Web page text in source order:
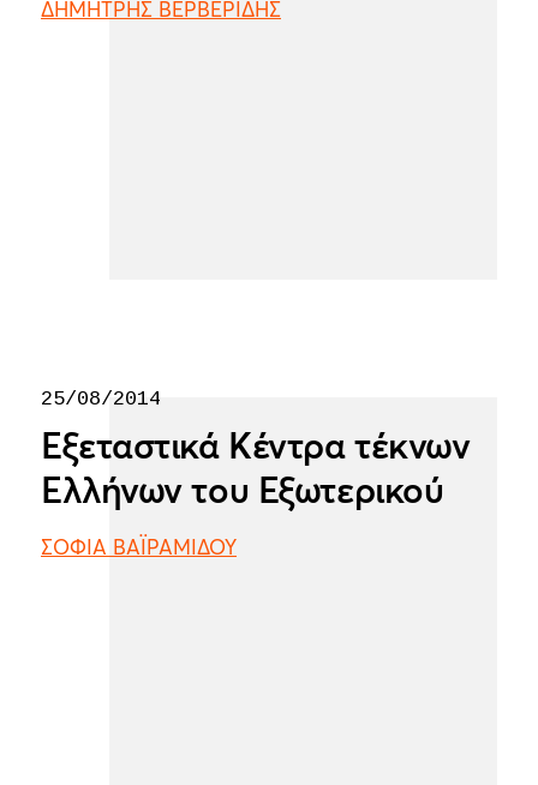
ΔΗΜΗΤΡΗΣ ΒΕΡΒΕΡΙΔΗΣ
25/08/2014
Εξεταστικά Κέντρα τέκνων
Ελλήνων του Εξωτερικού
ΣΟΦΙΑ ΒΑΪΡΑΜΙΔΟΥ